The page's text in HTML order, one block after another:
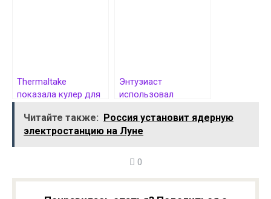
Thermaltake
показала кулер для
с четырьмя экранами
Энтузиаст
использовал
для охлаждения AMD
Threadripper PRO
Читайте также: Россия установит ядерную
электростанцию на Луне
0